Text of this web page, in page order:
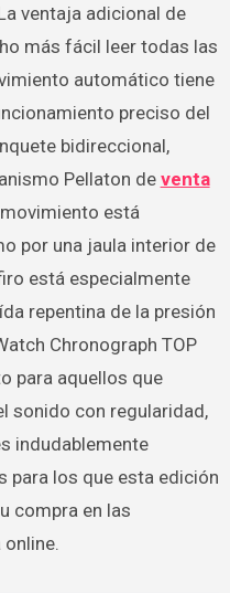
ventaja adicional de
más fácil leer todas las
automático tiene
preciso del
bidireccional,
Pellaton de venta
está
por una jaula interior de
está especialmente
repentina de la presión
Chronograph TOP
para aquellos que
sonido con regularidad,
indudablemente
para los que esta edición
compra en las